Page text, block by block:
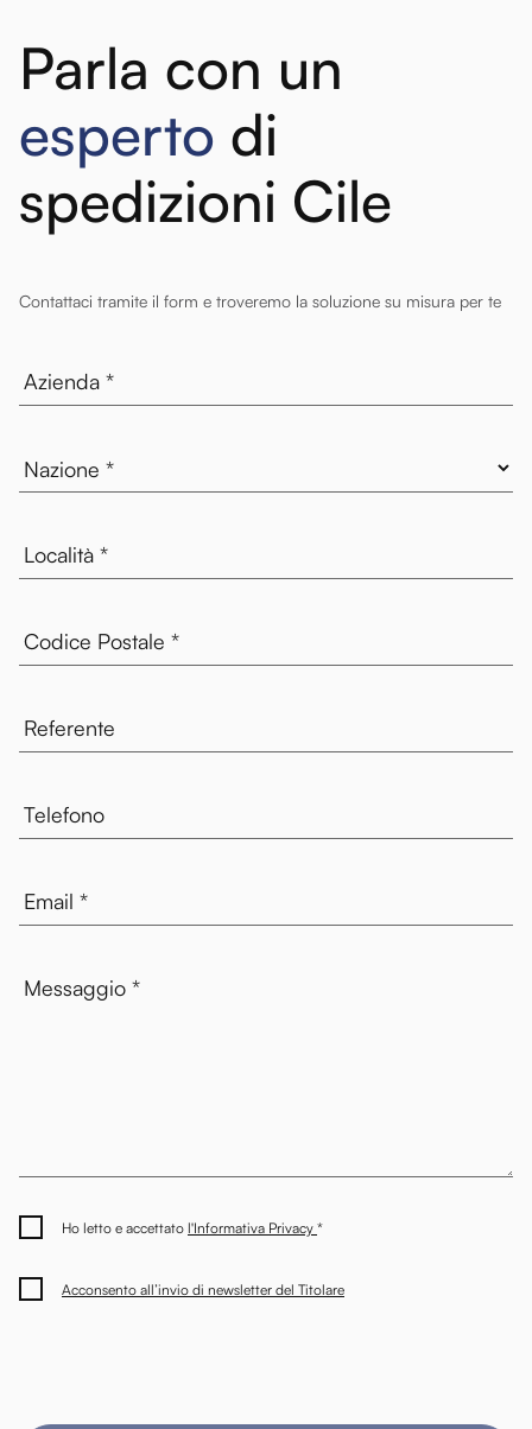
Parla con un
esperto di
spedizioni Cile
Contattaci tramite il form e troveremo la soluzione su misura per te
Ho letto e accettato l'Informativa Privacy *
Acconsento all’invio di newsletter del Titolare